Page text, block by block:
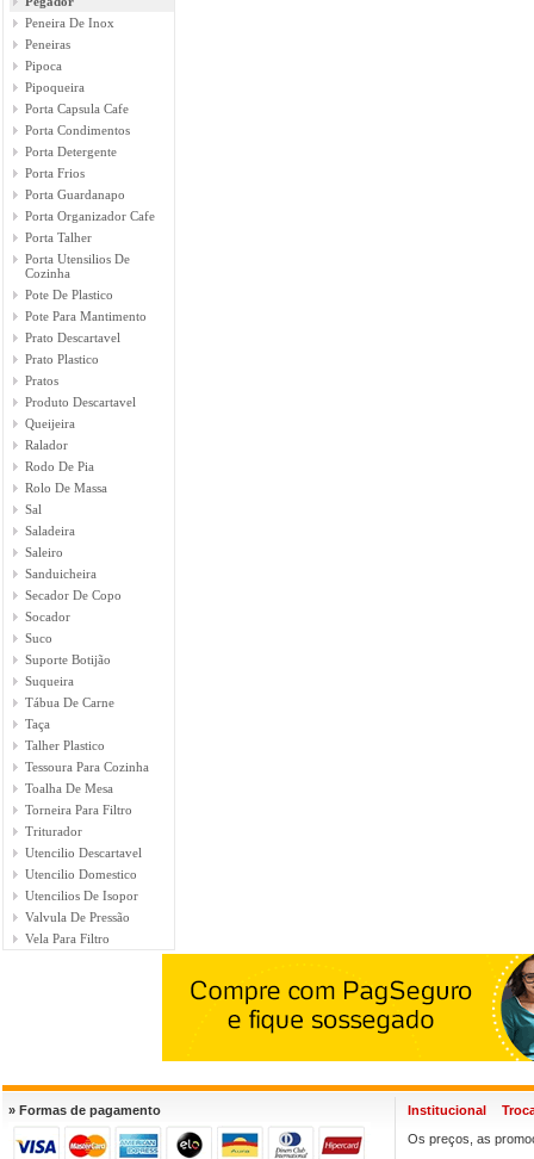
Peneira De Inox
Peneiras
Pipoca
Pipoqueira
Porta Capsula Cafe
Porta Condimentos
Porta Detergente
Porta Frios
Porta Guardanapo
Porta Organizador Cafe
Porta Talher
Porta Utensilios De
Cozinha
Pote De Plastico
Pote Para Mantimento
Prato Descartavel
Prato Plastico
Pratos
Produto Descartavel
Queijeira
Ralador
Rodo De Pia
Rolo De Massa
Sal
Saladeira
Saleiro
Sanduicheira
Secador De Copo
Socador
Suco
Suporte Botijão
Suqueira
Tábua De Carne
Taça
Talher Plastico
Tessoura Para Cozinha
Toalha De Mesa
Torneira Para Filtro
Triturador
Utencilio Descartavel
Utencilio Domestico
Utencilios De Isopor
Valvula De Pressão
Vela Para Filtro
» Formas de pagamento Institucional
Os preços, as